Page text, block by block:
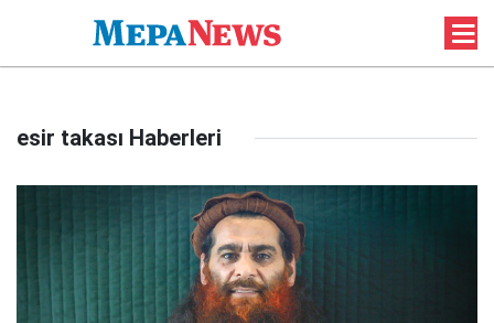
esir takası Haberleri